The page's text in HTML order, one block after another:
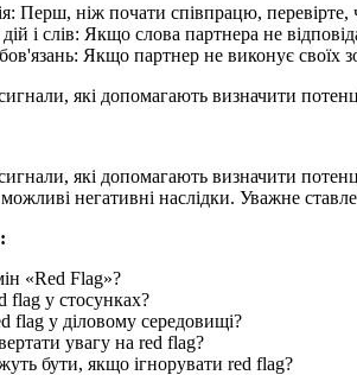
Перш, ніж почати співпрацю, перевірте,
дій і слів: Якщо слова партнера не
Якщо партнер не виконує своїх
які допомагають визначити
які допомагають визначити
негативні наслідки. Уважне
«Red Flag»?
flag у стосунках?
flag у діловому середовищі?
увагу на red flag?
бути, якщо ігнорувати red flag?